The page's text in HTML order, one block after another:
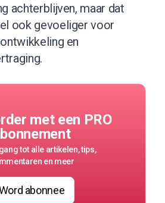
achterblijven, maar dat
ook gevoeliger voor
en
met een PRO
tot alle artikelen, tips,
en meer
abonnee